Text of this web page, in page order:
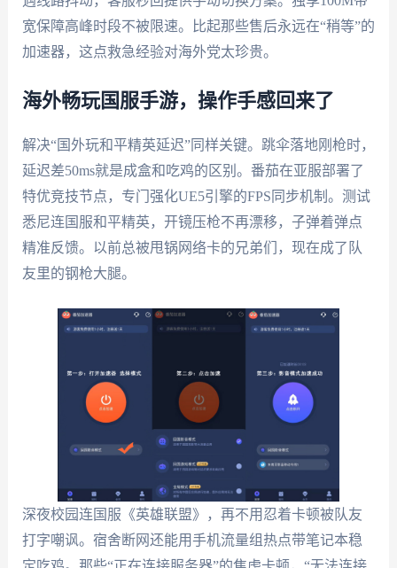
宽保障高峰时段不被限速。比起那些售后永远在“稍等”的
加速器，这点救急经验对海外党太珍贵。
海外畅玩国服手游，操作手感回来了
解决“国外玩和平精英延迟”同样关键。跳伞落地刚枪时，
延迟差50ms就是成盒和吃鸡的区别。番茄在亚服部署了
特优竞技节点，专门强化UE5引擎的FPS同步机制。测试
悉尼连国服和平精英，开镜压枪不再漂移，子弹着弹点
精准反馈。以前总被甩锅网络卡的兄弟们，现在成了队
友里的钢枪大腿。
深夜校园连国服《英雄联盟》，再不用忍着卡顿被队友
打字嘲讽。宿舍断网还能用手机流量组热点带笔记本稳